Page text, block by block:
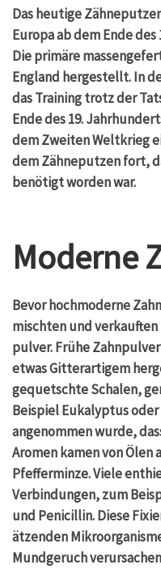
Das heutige
Europa ab dem Ende
Die primäre
England hergestellt. In
das Training trotz der
Ende des 19.
dem Zweiten Weltkrieg
dem Zähneputzen fort,
benötigt worden war.
Moderne
Bevor hochmoderne
mischten und
pulver. Frühe
etwas Gitterartigem
gequetschte Schalen,
Beispiel Eukalyptus
angenommen wurde,
Aromen kamen von Ölen
Pfefferminze. Viele
Verbindungen, zum
und Penicillin. Diese
ätzenden
Mundgeruch